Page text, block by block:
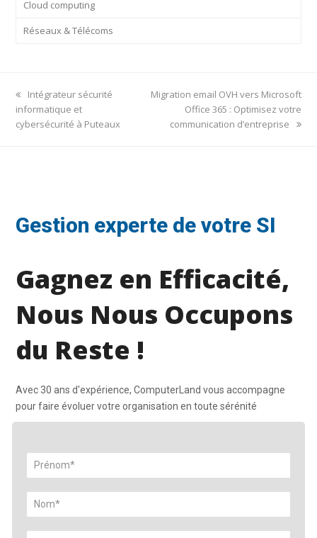
Cloud computing
Réseaux & Télécoms
previous
post:
Intégrateur sécurité
informatique et
cybersécurité à Puteaux
next
Migration email OVH vers Microsoft
Office 365 : Optimisez votre
communication d’entreprise
Gestion experte de votre SI
Gagnez en Efficacité,
Nous Nous Occupons
du Reste !
Avec 30 ans d'expérience, ComputerLand vous accompagne
pour faire évoluer votre organisation en toute sérénité